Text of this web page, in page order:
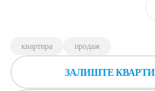
квартира продаж
ЗАЛИШТЕ